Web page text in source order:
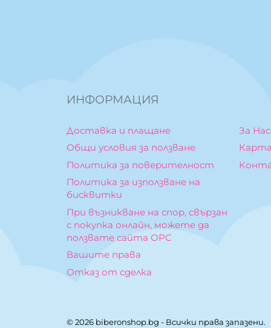
ИНФОРМАЦИЯ
Доставка и плащане
Общи условия за ползване
Политика за поверителност
Политика за използване на
бисквитки
При възникване на спор, свързан
с покупка онлайн, можете да
ползвате сайта ОРС
Вашите права
Отказ от сделка
За Нас
© 2026 biberonshop.bg - Всички права запазени.